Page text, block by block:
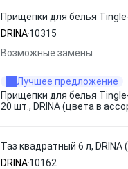
Прищепки для белья
DRINA10315
Возможные замены
Лучшее предложение
Прищепки для белья
20 шт., DRINA (цвета в
Таз квадратный 6 л,
DRINA10162